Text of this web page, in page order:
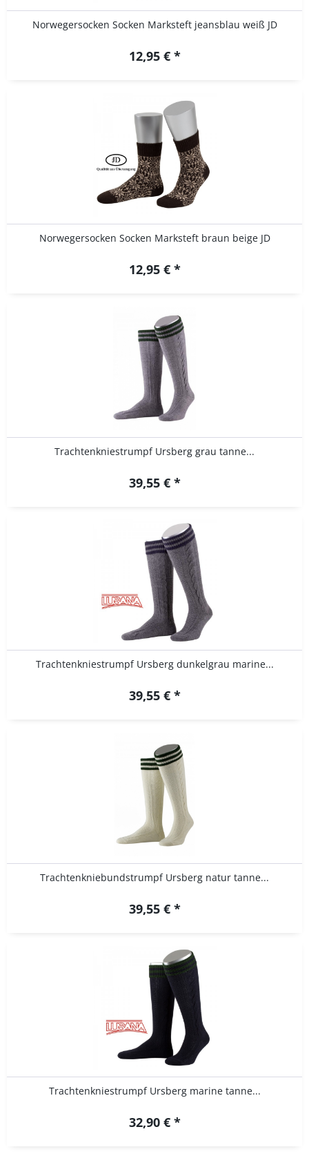
Norwegersocken Socken Marksteft jeansblau weiß JD
12,95 € *
Norwegersocken Socken Marksteft braun beige JD
12,95 € *
Trachtenkniestrumpf Ursberg grau tanne...
39,55 € *
Trachtenkniestrumpf Ursberg dunkelgrau marine...
39,55 € *
Trachtenkniebundstrumpf Ursberg natur tanne...
39,55 € *
Trachtenkniestrumpf Ursberg marine tanne...
32,90 € *